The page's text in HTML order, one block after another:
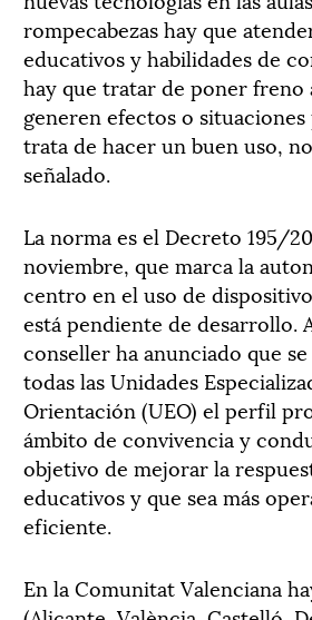
rompecabezas hay que
educativos y habilidades de
hay que tratar de poner freno
generen efectos o situaciones
trata de hacer un buen uso,
señalado.
La norma es el Decreto 195/
noviembre, que marca la
centro en el uso de
está pendiente de desarrollo.
conseller ha anunciado que
todas las Unidades
Orientación (UEO) el perfil
ámbito de convivencia y
objetivo de mejorar la
educativos y que sea más
eficiente.
En la Comunitat Valenciana